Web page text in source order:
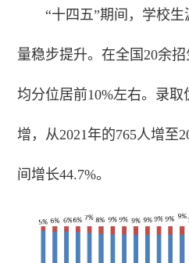
“十四五”期间，学校
量稳步提升。在全国20余
均分位居前10%左右。录
增，从2021年的765人增至
间增长44.7%。